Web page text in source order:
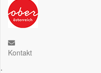
Kontakt
.